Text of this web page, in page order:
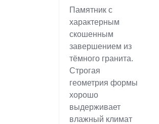
Памятник с
характерным
скошенным
завершением из
тёмного гранита.
Строгая
геометрия формы
хорошо
выдерживает
влажный климат